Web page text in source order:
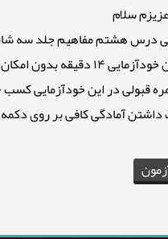
سلام
سه شامل ۱۲ سوال که دو سوال انتهایی خودآزمایی در مورد نام و نام خانوادگی و شماره ی
امکان برگشت به سوال قبل می باشد.
در این خودآزمایی کسب ۷۰٪ از ۱۰۰٪ نمره می باشد
آمادگی کافی بر روی